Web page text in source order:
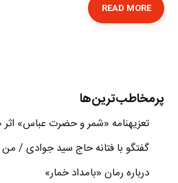
READ MORE
پرمخاطب‌ترین‌ها
تعزیه‎نامه‏ «شمر و حضرت عباس» اثر «میر عزا کاشانی»
گفتگو با فتانه حاج سید جوادی /
درباره رمان «بامداد خمار»